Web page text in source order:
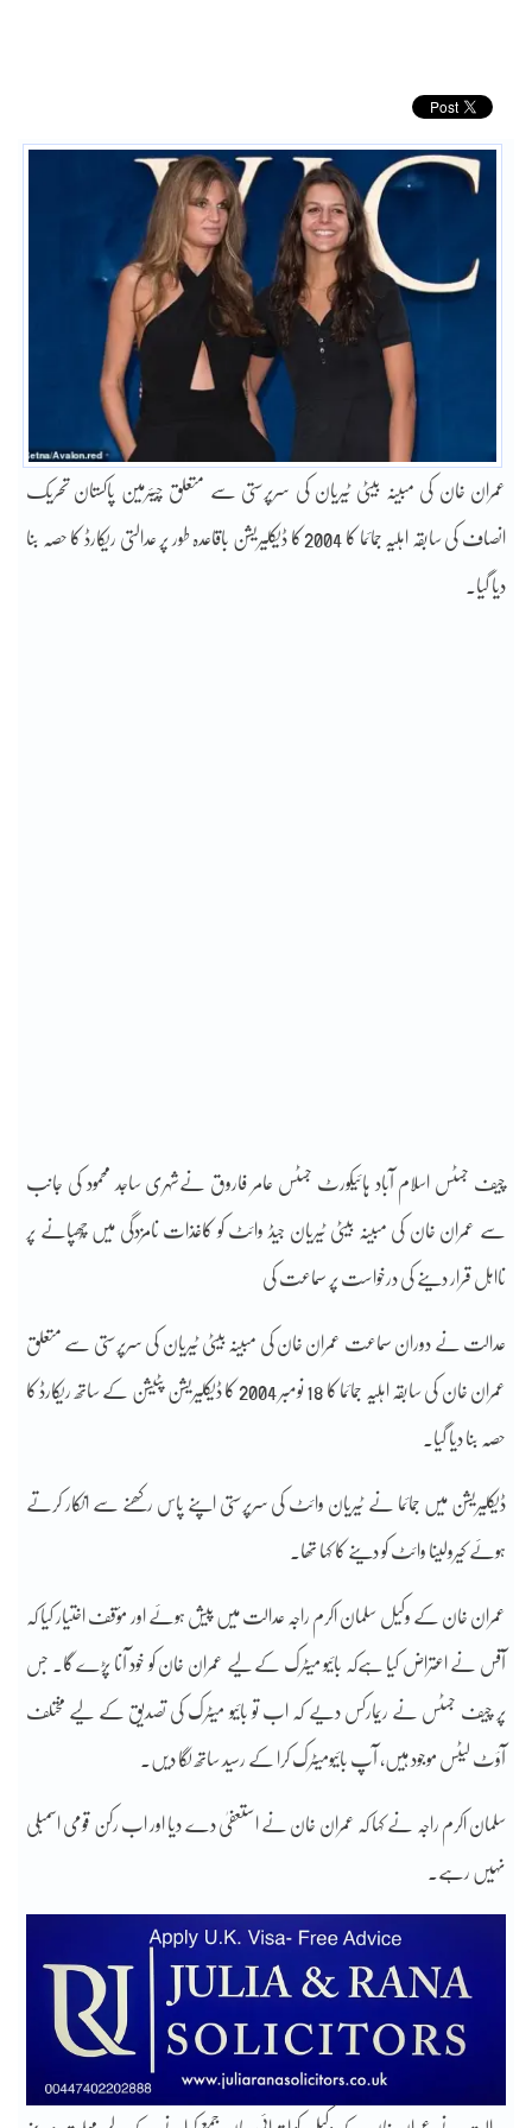
عمران خان کی مبینہ بیٹی ٹیریان کی سرپرستی سے متعلق چیئرمین پاکستان تحریک
انصاف کی سابقہ اہلیہ جمائما کا 2004 کا ڈیکلیریشن باقاعدہ طور پر عدالتی ریکارڈ کا حصہ بنا
دیا گیا۔
چیف جسٹس اسلام آباد ہائیکورٹ جسٹس عامر فاروق نےشہری ساجد محمود کی جانب
سے عمران خان کی مبینہ بیٹی ٹیریان جیڈ وائٹ کو کاغذات نامزدگی میں چُھپانے پر
نااہل قرار دینے کی درخواست پر سماعت کی
عدالت نے دوران سماعت عمران خان کی مبینہ بیٹی ٹیریان کی سرپرستی سے متعلق
عمران خان کی سابقہ اہلیہ جمائما کا 18 نومبر 2004 کا ڈیکلیریشن پٹیشن کے ساتھ ریکارڈ کا
حصہ بنا دیا گیا۔
ڈیکلیریشن میں جمائما نے ٹیریان وائٹ کی سرپرستی اپنے پاس رکھنے سے انکار کرتے
ہوئے کیرولینا وائٹ کو دینے کا کہا تھا۔
عمران خان کے وکیل سلمان اکرم راجہ عدالت میں پیش ہوئے اور مؤقف اختیار کیا کہ
آفس نے اعتراض کیا ہےکہ بائیو میٹرک کے لیے عمران خان کو خود آنا پڑے گا۔ جس
پر چیف جسٹس نے ریمارکس دیے کہ اب تو بائیو میٹرک کی تصدیق کے لیے مختلف
آؤٹ لیٹس موجود ہیں، آپ بائیومیٹرک کرا کے رسید ساتھ لگا دیں۔
سلمان اکرم راجہ نے کہا کہ عمران خان نے استعفیٰ دے دیا اور اب رکن قومی اسمبلی
نہیں رہے۔